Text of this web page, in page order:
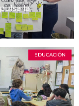
la
EDUCACIÓN